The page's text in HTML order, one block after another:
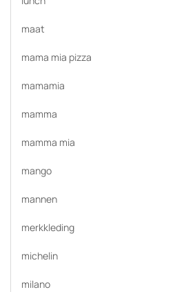
maat
mama mia pizza
mamamia
mamma
mamma mia
mango
mannen
merkkleding
michelin
milano